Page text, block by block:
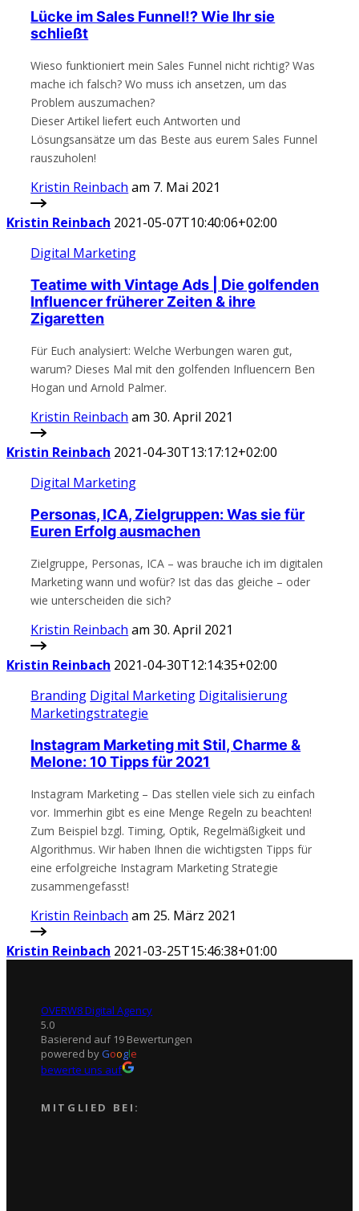
Lücke im Sales Funnel!? Wie Ihr sie
schließt
Wieso funktioniert mein Sales Funnel nicht richtig? Was
mache ich falsch? Wo muss ich ansetzen, um das
Problem auszumachen?
Dieser Artikel liefert euch Antworten und
Lösungsansätze um das Beste aus eurem Sales Funnel
rauszuholen!
Kristin Reinbach am 7. Mai 2021
Kristin Reinbach 2021-05-07T10:40:06+02:00
Digital Marketing
Teatime with Vintage Ads | Die golfenden
Influencer früherer Zeiten & ihre
Zigaretten
Für Euch analysiert: Welche Werbungen waren gut,
warum? Dieses Mal mit den golfenden Influencern Ben
Hogan und Arnold Palmer.
Kristin Reinbach am 30. April 2021
Kristin Reinbach 2021-04-30T13:17:12+02:00
Digital Marketing
Personas, ICA, Zielgruppen: Was sie für
Euren Erfolg ausmachen
Zielgruppe, Personas, ICA – was brauche ich im digitalen
Marketing wann und wofür? Ist das das gleiche – oder
wie unterscheiden die sich?
Kristin Reinbach am 30. April 2021
Kristin Reinbach 2021-04-30T12:14:35+02:00
Branding Digital Marketing Digitalisierung
Marketingstrategie
Instagram Marketing mit Stil, Charme &
Melone: 10 Tipps für 2021
Instagram Marketing – Das stellen viele sich zu einfach
vor. Immerhin gibt es eine Menge Regeln zu beachten!
Zum Beispiel bzgl. Timing, Optik, Regelmäßigkeit und
Algorithmus. Wir haben Ihnen die wichtigsten Tipps für
eine erfolgreiche Instagram Marketing Strategie
zusammengefasst!
Kristin Reinbach am 25. März 2021
Kristin Reinbach 2021-03-25T15:46:38+01:00
OVERW8 Digital Agency
5.0
Basierend auf 19 Bewertungen
powered byGoogle
bewerte uns auf
MITGLIED BEI: